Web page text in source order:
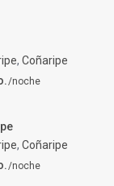
, Coñaripe
/noche
, Coñaripe
/noche